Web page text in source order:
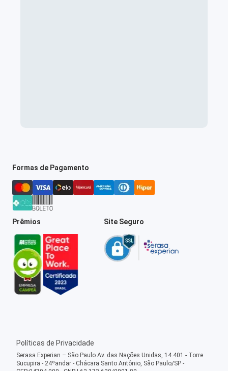
Formas de Pagamento
Prêmios Site Seguro
Políticas de Privacidade
Serasa Experian – São Paulo Av. das Nações Unidas, 14.401 - Torre
Sucupira - 24ºandar - Chácara Santo Antônio, São Paulo/SP -